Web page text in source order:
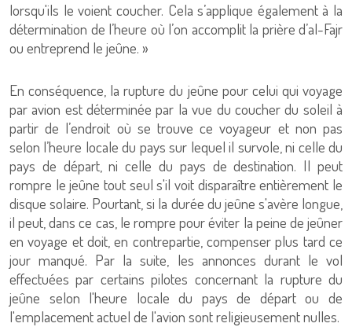
lorsqu'ils le voient coucher. Cela s’applique également à la
détermination de l’heure où l’on accomplit la prière d’al-Fajr
ou entreprend le jeûne. »
En conséquence, la rupture du jeûne pour celui qui voyage
par avion est déterminée par la vue du coucher du soleil à
partir de l’endroit où se trouve ce voyageur et non pas
selon l’heure locale du pays sur lequel il survole, ni celle du
pays de départ, ni celle du pays de destination. Il peut
rompre le jeûne tout seul s'il voit disparaître entièrement le
disque solaire. Pourtant, si la durée du jeûne s'avère longue,
il peut, dans ce cas, le rompre pour éviter la peine de jeûner
en voyage et doit, en contrepartie, compenser plus tard ce
jour manqué. Par la suite, les annonces durant le vol
effectuées par certains pilotes concernant la rupture du
jeûne selon l'heure locale du pays de départ ou de
l'emplacement actuel de l'avion sont religieusement nulles.